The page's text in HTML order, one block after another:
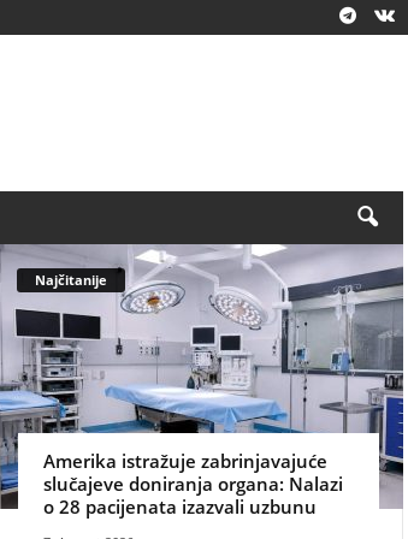
Najčitanije
Amerika istražuje zabrinjavajuće
slučajeve doniranja organa: Nalazi
o 28 pacijenata izazvali uzbunu